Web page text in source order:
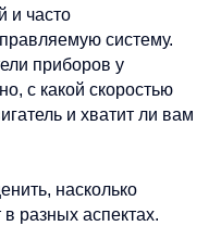
и часто
систему.
приборов у
с какой скоростью
и хватит ли вам
насколько
разных аспектах.